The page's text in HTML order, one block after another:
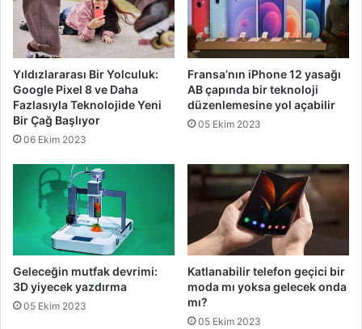
Yıldızlararası Bir Yolculuk:
Google Pixel 8 ve Daha
Fazlasıyla Teknolojide Yeni
Bir Çağ Başlıyor
06 Ekim 2023
Fransa’nın iPhone 12 yasağı
AB çapında bir teknoloji
düzenlemesine yol açabilir
05 Ekim 2023
Geleceğin mutfak devrimi:
3D yiyecek yazdırma
05 Ekim 2023
Katlanabilir telefon geçici bir
moda mı yoksa gelecek onda
mı?
05 Ekim 2023